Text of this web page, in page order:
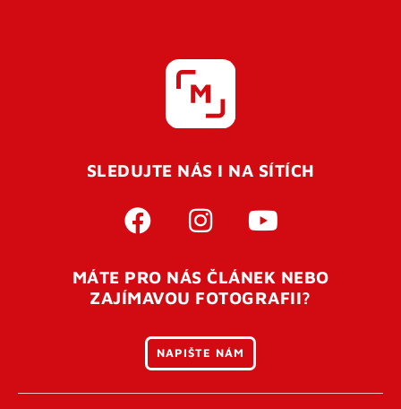
Pro úspěšné dokončení registrace je potřeba
vaší e-mailovouadresu. Po úspěšném odeslání
otevření tohoto odkazu se váš účet ověří a můžete se
přihlásit. Nezapomeňte zkontrolovat složku SPAM ve
SLEDUJTE NÁS I NA SÍTÍCH
MÁTE PRO NÁS ČLÁNEK NEBO
ZAJÍMAVOU FOTOGRAFII?
NAPIŠTE NÁM